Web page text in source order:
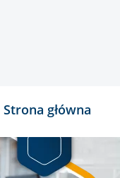
Strona główna